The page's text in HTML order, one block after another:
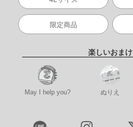
限定商品
楽しいおまけ
May I help you? ぬりえ